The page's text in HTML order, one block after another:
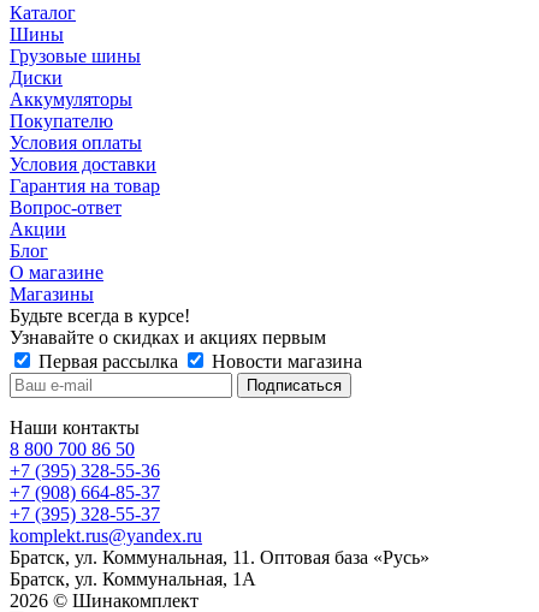
Каталог
Шины
Грузовые шины
Диски
Аккумуляторы
Покупателю
Условия оплаты
Условия доставки
Гарантия на товар
Вопрос-ответ
Акции
Блог
О магазине
Магазины
Будьте всегда в курсе!
Узнавайте о скидках и акциях первым
Первая рассылка
Новости магазина
Наши контакты
8 800 700 86 50
+7 (395) 328-55-36
+7 (908) 664-85-37
+7 (395) 328-55-37
komplekt.rus@yandex.ru
Братск, ул. Коммунальная, 11. Оптовая база «Русь»
Братск, ул. Коммунальная, 1А
2026 © Шинакомплект